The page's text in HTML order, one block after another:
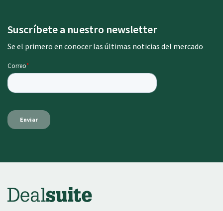
Suscríbete a nuestro newsletter
Se el primero en conocer las últimas noticias del mercado